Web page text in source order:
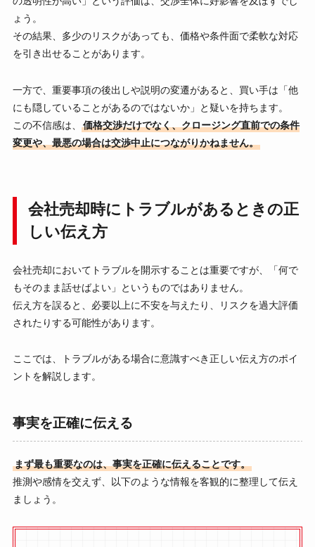
ょう。
その結果、多少のリスクがあっても、価格や条件面で柔軟な対応
を引き出せることがあります。
一方で、重要事項の後出しや説明の変遷があると、買い手は「他
にも隠していることがあるのではないか」と疑いを持ちます。
この不信感は、
価格交渉だけでなく、クロージング直前での条件
変更や、最悪の場合は交渉中止につながりかねません。
会社売却時にトラブルがあるときの正
しい伝え方
会社売却においてトラブルを開示することは重要ですが、「何で
もそのまま話せばよい」というものではありません。
伝え方を誤ると、必要以上に不安を与えたり、リスクを過大評価
されたりする可能性があります。
ここでは、トラブルがある場合に意識すべき正しい伝え方のポイ
ントを解説します。
事実を正確に伝える
まず最も重要なのは、事実を正確に伝えることです。
推測や感情を交えず、以下のような情報を客観的に整理して伝え
ましょう。